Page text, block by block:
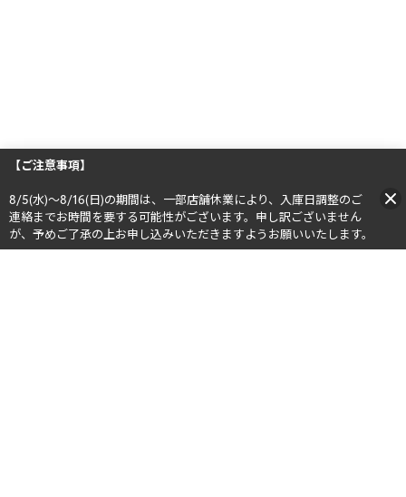
【ご注意事項】
8/5(水)～8/16(日)の期間は、一部店舗休業により、入庫日調整のご
連絡までお時間を要する可能性がございます。申し訳ございません
が、予めご了承の上お申し込みいただきますようお願いいたします。​​